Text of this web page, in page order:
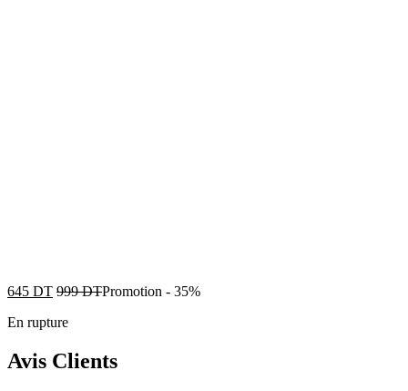
645 DT 999DTPromotion - 35%
En rupture
Avis Clients